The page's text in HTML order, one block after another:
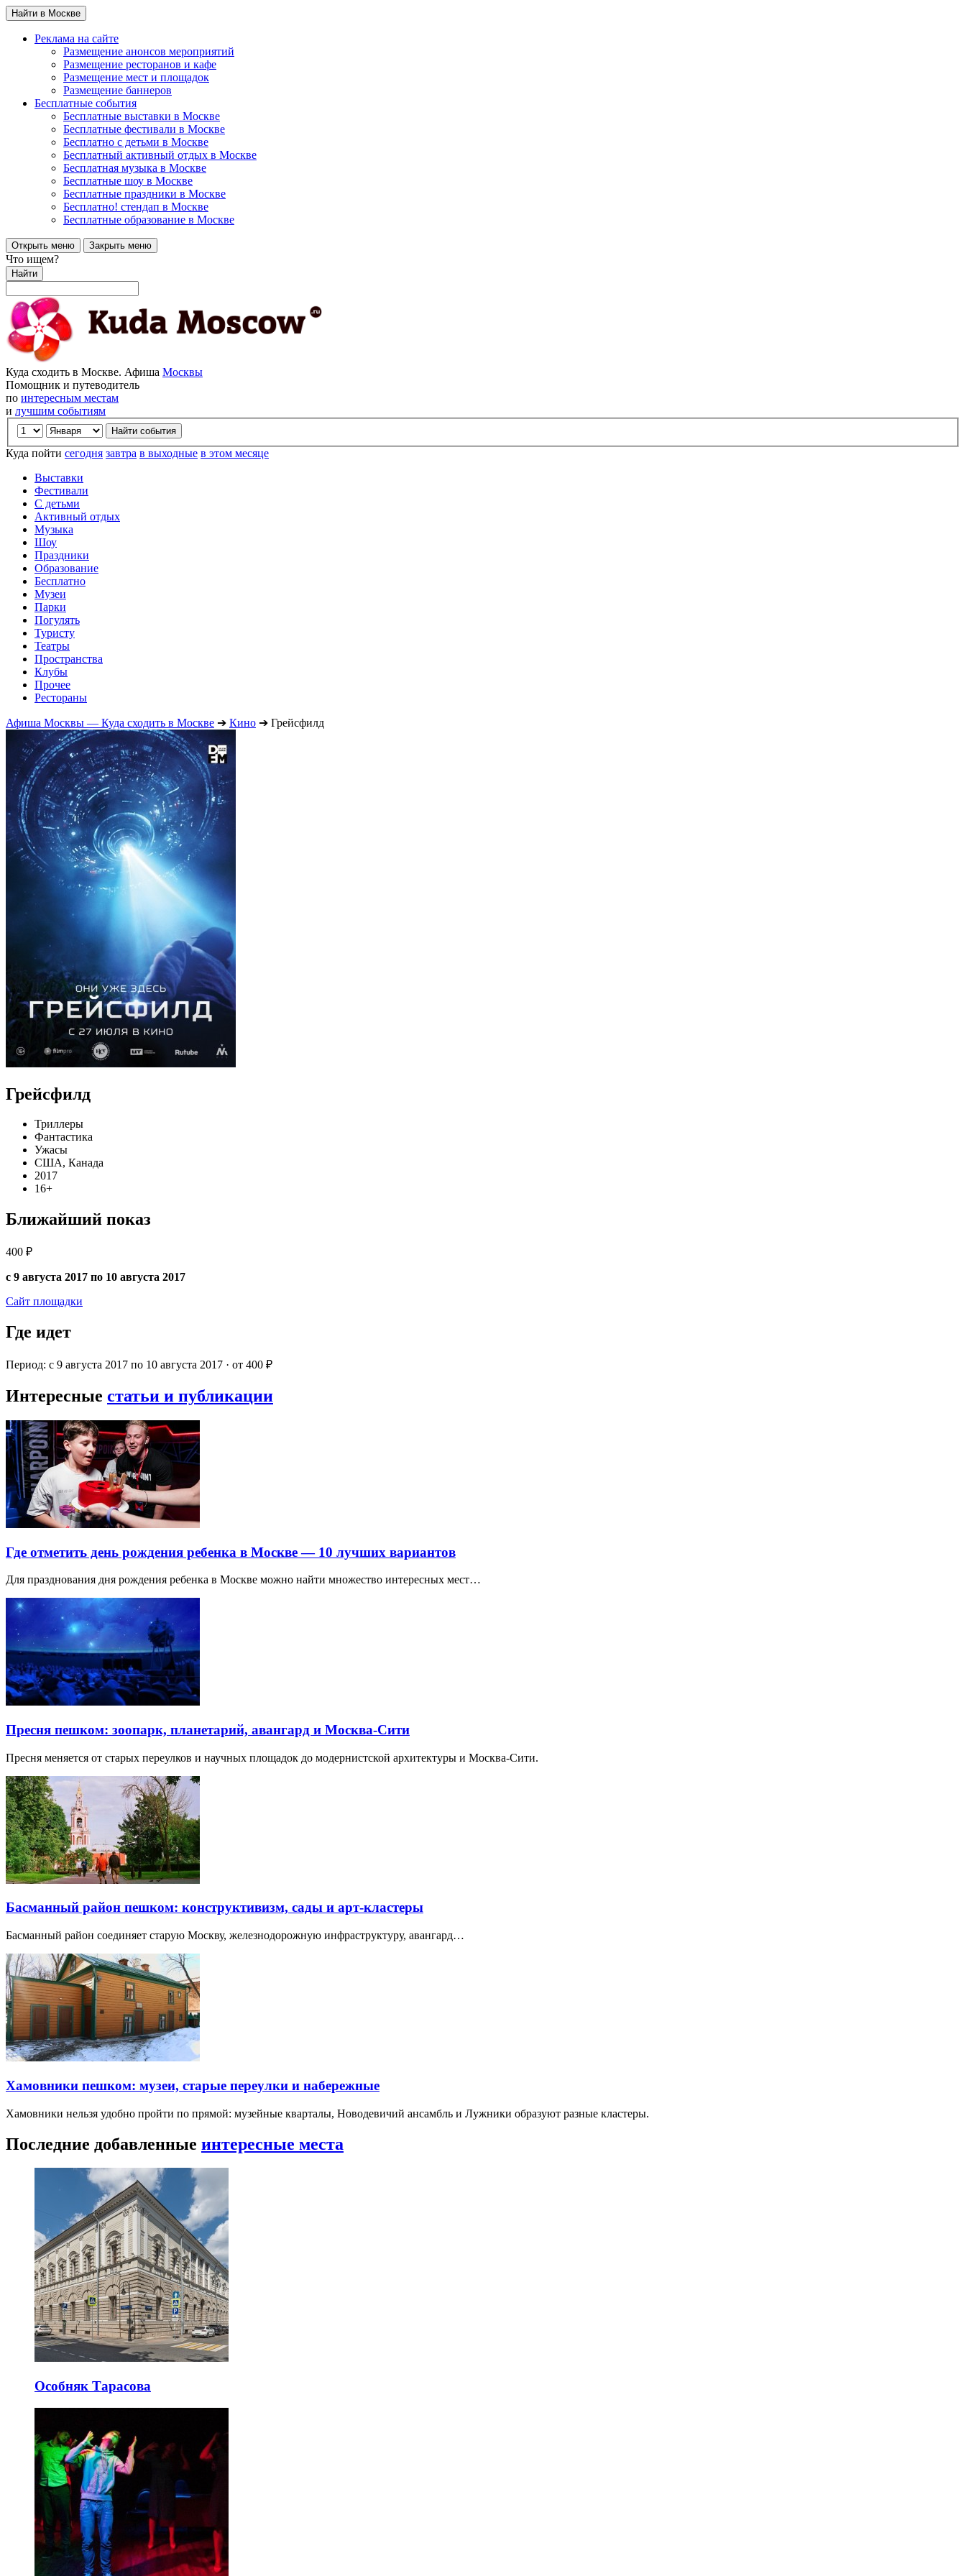
Найти в Москве
Реклама на сайте
Размещение анонсов мероприятий
Размещение ресторанов и кафе
Размещение мест и площадок
Размещение баннеров
Бесплатные события
Бесплатные выставки в Москве
Бесплатные фестивали в Москве
Бесплатно с детьми в Москве
Бесплатный активный отдых в Москве
Бесплатная музыка в Москве
Бесплатные шоу в Москве
Бесплатные праздники в Москве
Бесплатно! стендап в Москве
Бесплатные образование в Москве
Открыть меню Закрыть меню
Что ищем?
Найти
Куда сходить в Москве. Афиша Москвы
Помощник и путеводитель
по интересным местам
и лучшим событиям
Куда пойти сегодня завтра в выходные в этом месяце
Выставки
Фестивали
С детьми
Активный отдых
Музыка
Шоу
Праздники
Образование
Бесплатно
Музеи
Парки
Погулять
Туристу
Театры
Пространства
Клубы
Прочее
Рестораны
Афиша Москвы — Куда сходить в Москве ➔ Кино ➔ Грейсфилд
Грейсфилд
Триллеры
Фантастика
Ужасы
США, Канада
2017
16+
Ближайший показ
400 ₽
с 9 августа 2017 по 10 августа 2017
Сайт площадки
Где идет
Период: с 9 августа 2017 по 10 августа 2017 · от 400 ₽
Интересные статьи и публикации
Где отметить день рождения ребенка в Москве — 10 лучших вариантов
Для празднования дня рождения ребенка в Москве можно найти множество интересных мест…
Пресня пешком: зоопарк, планетарий, авангард и Москва-Сити
Пресня меняется от старых переулков и научных площадок до модернистской архитектуры и Москва-Сити.
Басманный район пешком: конструктивизм, сады и арт-кластеры
Басманный район соединяет старую Москву, железнодорожную инфраструктуру, авангард…
Хамовники пешком: музеи, старые переулки и набережные
Хамовники нельзя удобно пройти по прямой: музейные кварталы, Новодевичий ансамбль и Лужники образуют разные кластеры.
Последние добавленные интересные места
Особняк Тарасова